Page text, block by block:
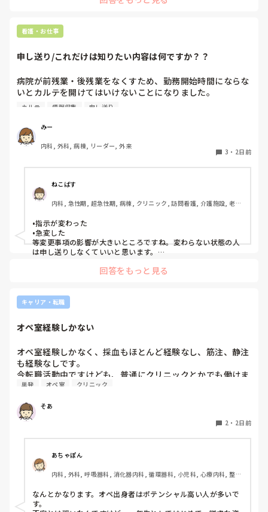
看護・お仕事
申し送り/これだけは知りたい内容は何ですか？？
病院が前残業・後残業をなくすため、勤務開始時間にならな
いとカルテを開けてはいけないことになりました。
りと記録に残していない場合はとても困ることが増えまし
た。申し送り自体は存在していますが、後残業もなくす風潮
で、5分以内で終わるように、と言われています。
人にもよるのですが、端的な申し送りのためにこれだけは知
っておきたい内容は何ですか？？
カルテ 情報収集 申し送り
みー
内科, 外科, 病棟, リーダー, 外来
3 ・ 2日前
ねこばす
内科, 急性期, 超急性期, 病棟, クリニック, 訪問看護, 介護施設, 老健
末期, 透析, 保育園・学校, SCU, 派遣, 小規模多機能, 看護多機能
•指示が変わった
•急変した
等変更事項の影響が大きいところですね。変わらない状態の人
は申し送りしなくていいと思います。
Wordで文章を作って渡してました。
回答をもっと見る
キャリア・転職
オペ室経験しかない
オペ室経験しかなく、採血もほとんど経験なし、筋注、静注
も経験なしです。
今転職活動中ですけども、普通にクリニックとかでも働けま
すかね(考えてるところは、眼科や皮膚科あたりです)
もう一つ、単発のバイトもしたいのですがオペ室経験しかな
い人でも働けるようなところはありますかね。
病棟経験も一度もないので色々と不安でいっぱいです。
単発 オペ室 クリニック
そあ
2 ・ 2日前
あちゃぽん
内科, 外科, 呼吸器科, 消化器内科, 循環器科, 小児科, 心療内科, 整形
合診療科, 救急科, 超急性期, ICU, CCU, HCU, その他の科, ママナー
ス, 外来, 神経内科, 脳神経外科, NICU, 消化器外科, 一般病院, 慢性
なんとかなります。オペ出身者はポテンシャル高い人が多いで
す。